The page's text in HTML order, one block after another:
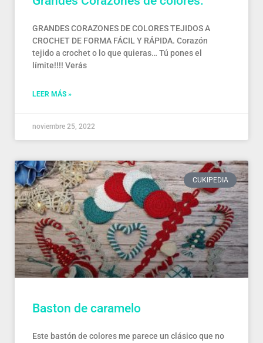
GRANDES CORAZONES DE COLORES TEJIDOS A
CROCHET DE FORMA FÁCIL Y RÁPIDA. Corazón
tejido a crochet o lo que quieras… Tú pones el
límite!!!! Verás
LEER MÁS »
noviembre 25, 2022
CUKIPEDIA
Baston de caramelo
Este bastón de colores me parece un clásico que no